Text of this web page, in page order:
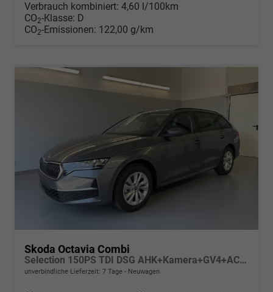
Verbrauch kombiniert: 4,60 l/100km
CO2-Klasse: D
CO2-Emissionen: 122,00 g/km
Skoda Octavia Combi
Selection 150PS TDI DSG AHK+Kamera+GV4+ACC+TravelAssist+Sunset+Alu+LightAssist
unverbindliche Lieferzeit: 7 Tage Neuwagen